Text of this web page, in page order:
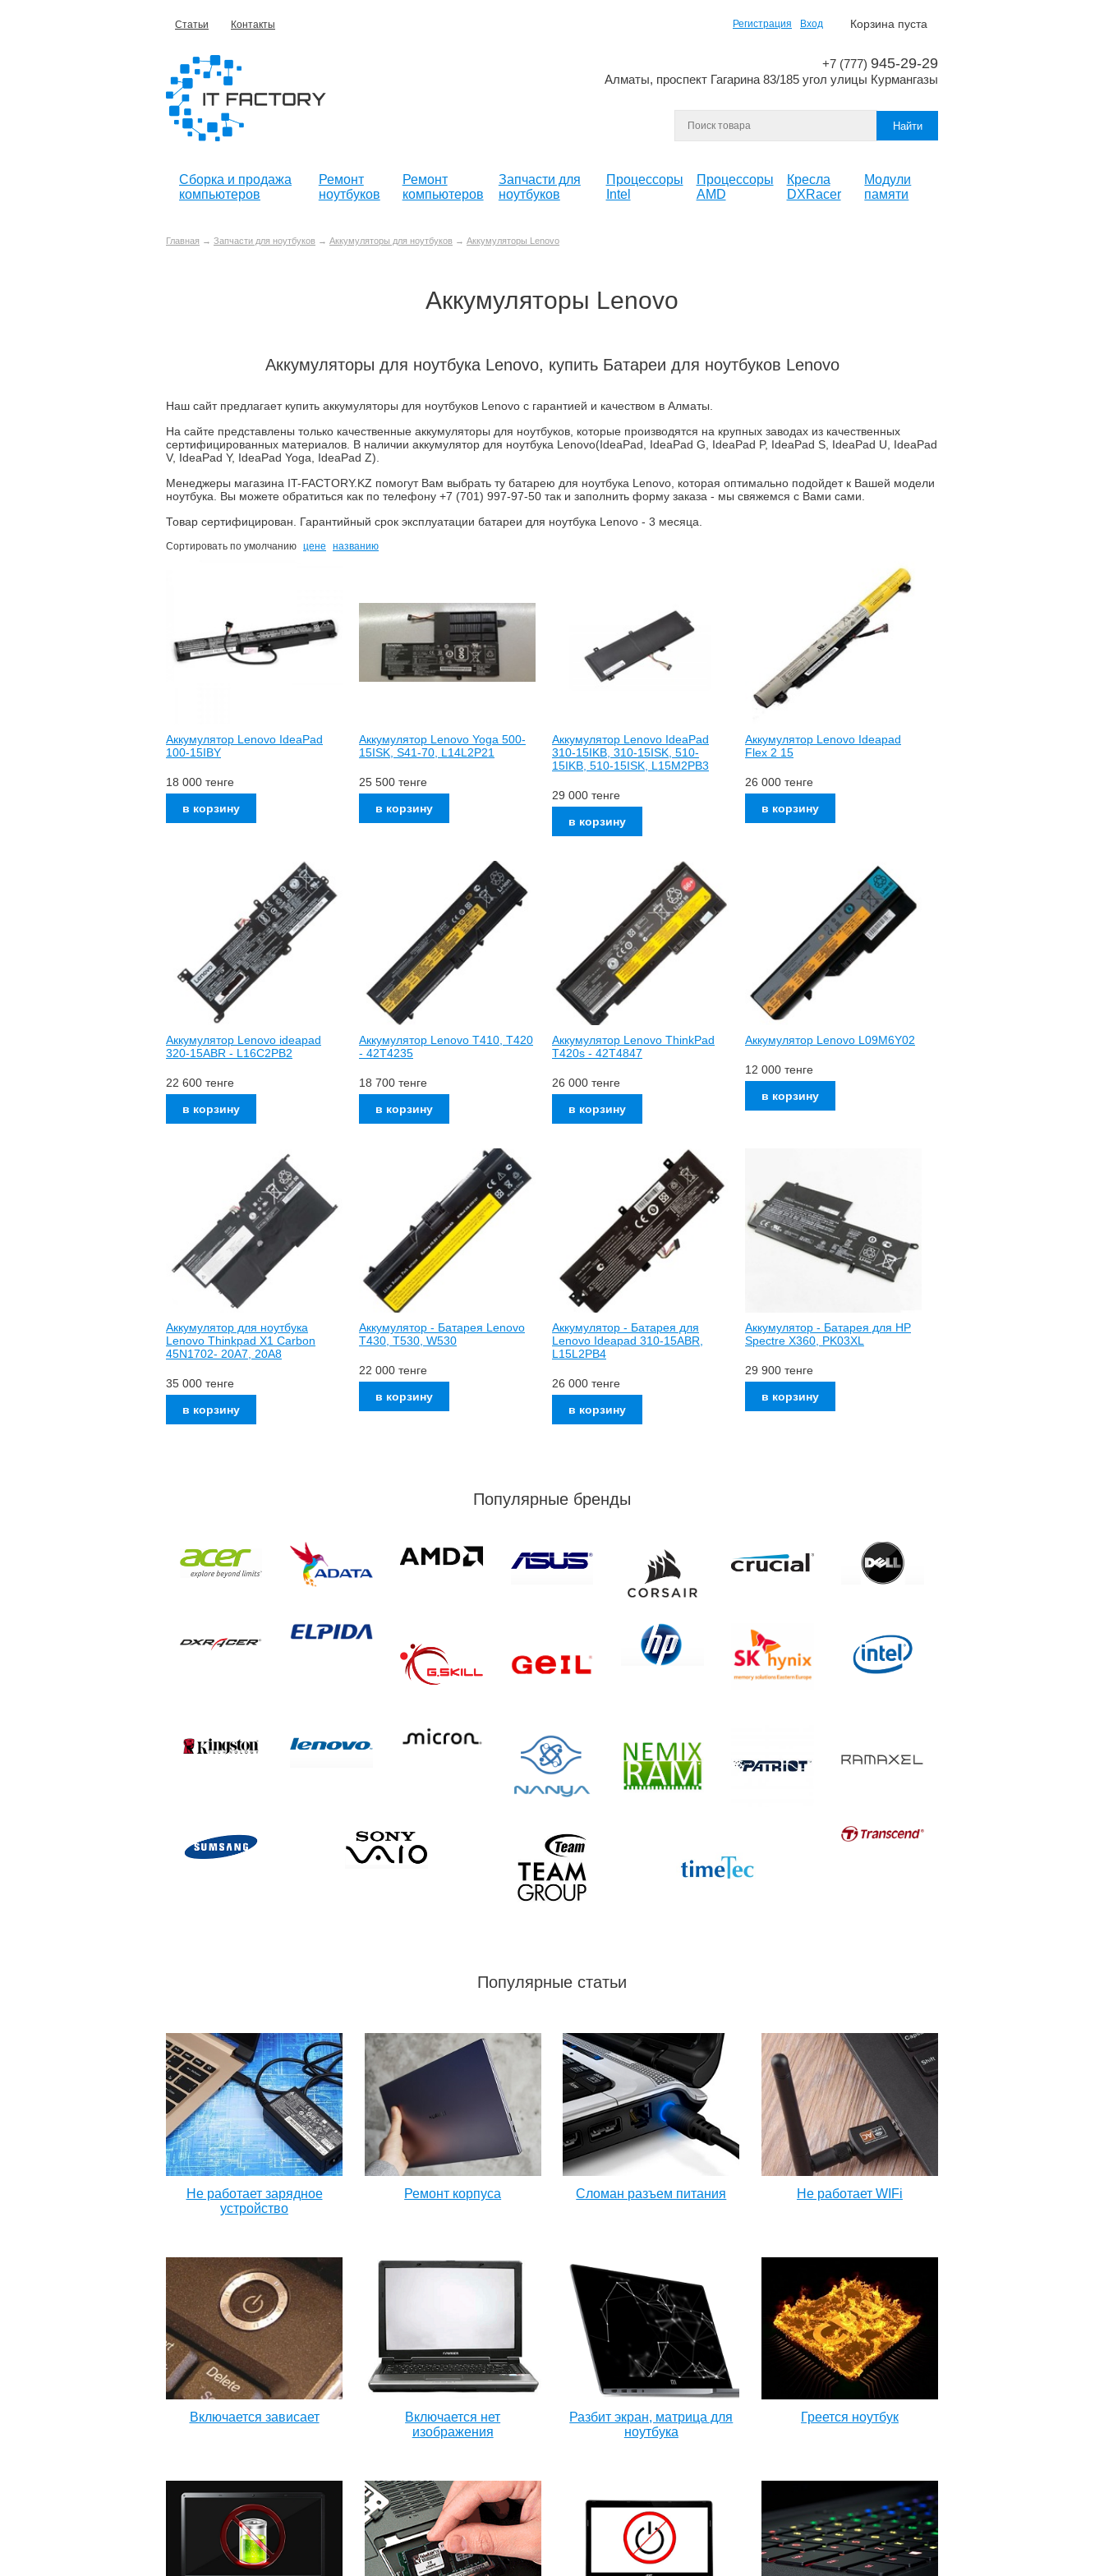
Статьи Контакты Корзина пуста
Регистрация Вход
+7 (777) 945-29-29
Алматы, проспект Гагарина 83/185 угол улицы Курмангазы
Сборка и продажа
компьютеров
Ремонт
ноутбуков
Ремонт
компьютеров
Запчасти для
ноутбуков
Процессоры
Intel
Процессоры
AMD
Кресла
DXRacer
Модули
памяти
Главная → Запчасти для ноутбуков → Аккумуляторы для ноутбуков → Аккумуляторы Lenovo
Аккумуляторы Lenovo
Аккумуляторы для ноутбука Lenovo, купить Батареи для ноутбуков Lenovo
Наш сайт предлагает купить аккумуляторы для ноутбуков Lenovo с гарантией и качеством в Алматы.
На сайте представлены только качественные аккумуляторы для ноутбуков, которые производятся на крупных заводах из качественных
сертифицированных материалов. В наличии аккумулятор для ноутбука Lenovo(IdeaPad, IdeaPad G, IdeaPad P, IdeaPad S, IdeaPad U, IdeaPad
V, IdeaPad Y, IdeaPad Yoga, IdeaPad Z).
Менеджеры магазина IT-FACTORY.KZ помогут Вам выбрать ту батарею для ноутбука Lenovo, которая оптимально подойдет к Вашей модели
ноутбука. Вы можете обратиться как по телефону +7 (701) 997-97-50 так и заполнить форму заказа - мы свяжемся с Вами сами.
Товар сертифицирован. Гарантийный срок эксплуатации батареи для ноутбука Lenovo - 3 месяца.
Сортировать по умолчанию цене названию
Аккумулятор Lenovo IdeaPad
100-15IBY
18 000 тенге
Аккумулятор Lenovo Yoga 500-
15ISK, S41-70, L14L2P21
25 500 тенге
Аккумулятор Lenovo IdeaPad
310-15IKB, 310-15ISK, 510-
15IKB, 510-15ISK, L15M2PB3
29 000 тенге
Аккумулятор Lenovo Ideapad
Flex 2 15
26 000 тенге
Аккумулятор Lenovo ideapad
320-15ABR - L16C2PB2
22 600 тенге
Аккумулятор Lenovo T410, T420
- 42T4235
18 700 тенге
Аккумулятор Lenovo ThinkPad
T420s - 42T4847
26 000 тенге
Аккумулятор Lenovo L09M6Y02
12 000 тенге
Аккумулятор для ноутбука
Lenovo Thinkpad X1 Carbon
45N1702- 20A7, 20A8
35 000 тенге
Аккумулятор - Батарея Lenovo
T430, T530, W530
22 000 тенге
Аккумулятор - Батарея для
Lenovo Ideapad 310-15ABR,
L15L2PB4
26 000 тенге
Аккумулятор - Батарея для HP
Spectre X360, PK03XL
29 900 тенге
Популярные бренды
Популярные статьи
Не работает зарядное
устройство
Ремонт корпуса Сломан разъем питания Не работает WIFi
Включается зависает
Включается нет
изображения
Разбит экран, матрица для
ноутбука
Греется ноутбук